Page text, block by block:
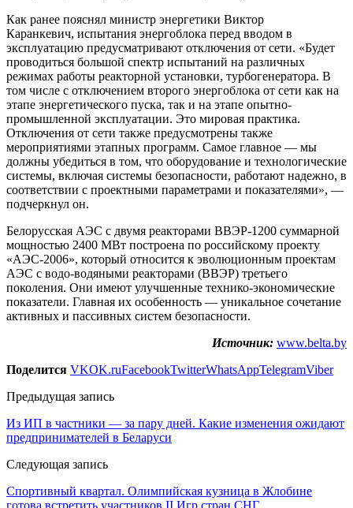
Как ранее пояснял министр энергетики Виктор
Каранкевич, испытания энергоблока перед вводом в
эксплуатацию предусматривают отключения от сети. «Будет
проводиться большой спектр испытаний на различных
режимах работы реакторной установки, турбогенератора. В
том числе с отключением второго энергоблока от сети как на
этапе энергетического пуска, так и на этапе опытно-
промышленной эксплуатации. Это мировая практика.
Отключения от сети также предусмотрены также
мероприятиями этапных программ. Самое главное — мы
должны убедиться в том, что оборудование и технологические
системы, включая системы безопасности, работают надежно, в
соответствии с проектными параметрами и показателями», —
подчеркнул он.
Белорусская АЭС с двумя реакторами ВВЭР-1200 суммарной
мощностью 2400 МВт построена по российскому проекту
«АЭС-2006», который относится к эволюционным проектам
АЭС с водо-водяными реакторами (ВВЭР) третьего
поколения. Они имеют улучшенные технико-экономические
показатели. Главная их особенность — уникальное сочетание
активных и пассивных систем безопасности.
Источник: www.belta.by
Поделится VKOK.ruFacebookTwitterWhatsAppTelegramViber
Предыдущая запись
Из ИП в частники — за пару дней. Какие изменения ожидают
предпринимателей в Беларуси
Следующая запись
Спортивный квартал. Олимпийская кузница в Жлобине
готова встретить участников II Игр стран СНГ